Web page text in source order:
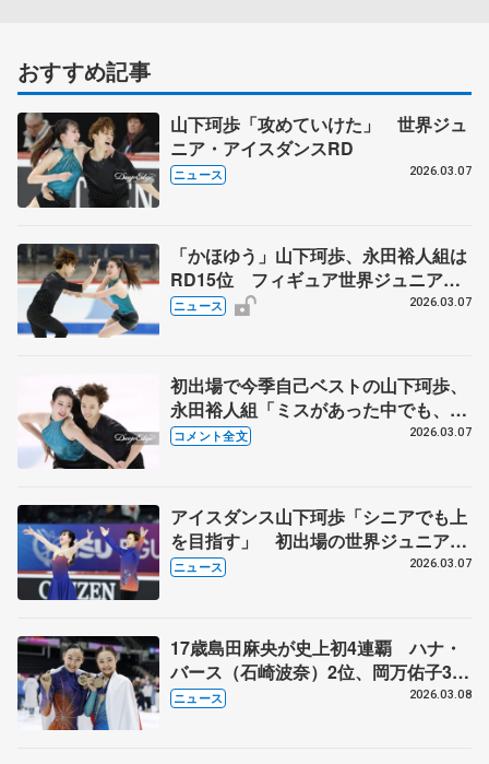
おすすめ記事
山下珂歩「攻めていけた」 世界ジュ
ニア・アイスダンスRD
ニュース 2026.03.07
「かほゆう」山下珂歩、永田裕人組は
RD15位 フィギュア世界ジュニア第3
日
ニュース 2026.03.07
初出場で今季自己ベストの山下珂歩、
永田裕人組「ミスがあった中でも、パ
フォーマンスは攻めていけた」【世界
コメント全文 2026.03.07
アイスダンス山下珂歩「シニアでも上
を目指す」 初出場の世界ジュニア選
手権14位
ニュース 2026.03.07
17歳島田麻央が史上初4連覇 ハナ・
バース（石崎波奈）2位、岡万佑子3
位 岡田芽依は巻き返し10位 フィギ
ニュース 2026.03.08